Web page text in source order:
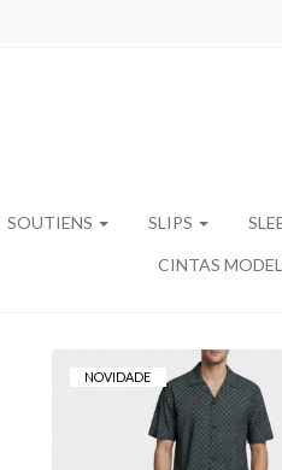
SOUTIENS SLIPS
CINTAS
NOVIDADE
PIJAMA HOMEM